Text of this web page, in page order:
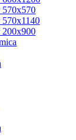
570x570
200x900